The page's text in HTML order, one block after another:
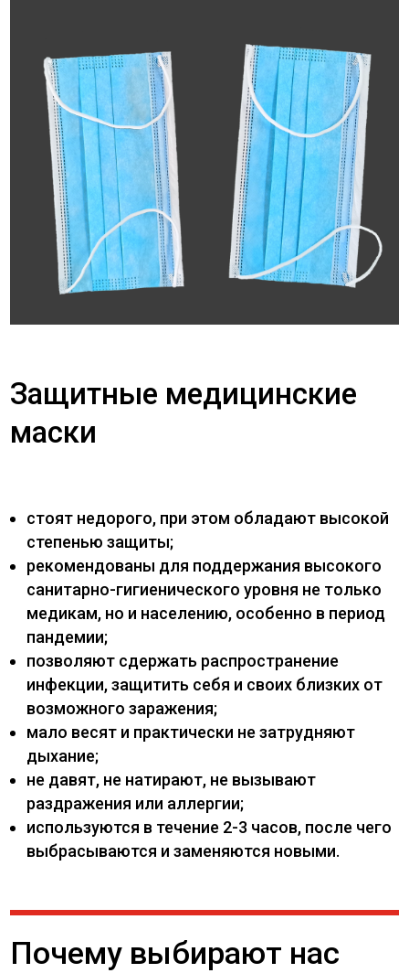
Защитные медицинские
маски
стоят недорого, при этом обладают высокой
степенью защиты;
рекомендованы для поддержания высокого
санитарно-гигиенического уровня не только
медикам, но и населению, особенно в период
пандемии;
позволяют сдержать распространение
инфекции, защитить себя и своих близких от
возможного заражения;
мало весят и практически не затрудняют
дыхание;
не давят, не натирают, не вызывают
раздражения или аллергии;
используются в течение 2-3 часов, после чего
выбрасываются и заменяются новыми.
Почему выбирают нас